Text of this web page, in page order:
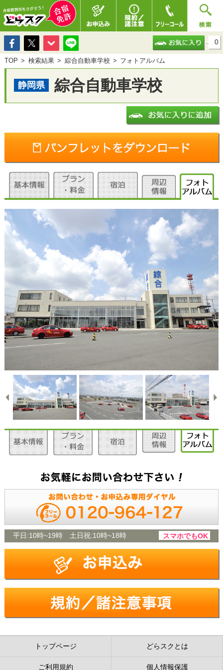
0
TOP 検索結果 綜合自動車学校 フォトアルバム
静岡県 綜合自動車学校
平日:10時~19時 土日祝:10時~18時 スマホでもOK
トップページ どらスクとは
ご利用規約 個人情報保護